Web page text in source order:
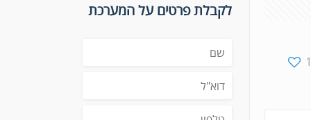
לקבלת פרטים על המערכת